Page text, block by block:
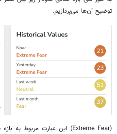
توضیح آن‌ها می‌پردازیم.